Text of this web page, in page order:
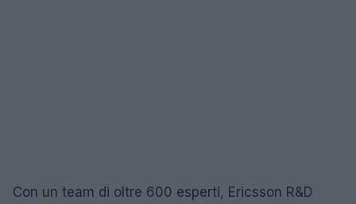
Con un team di oltre 600 esperti, Ericsson R&D